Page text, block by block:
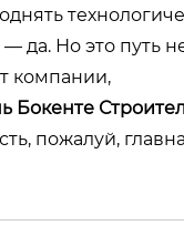
да. Но это путь
компании,
Бокенте
пожалуй,